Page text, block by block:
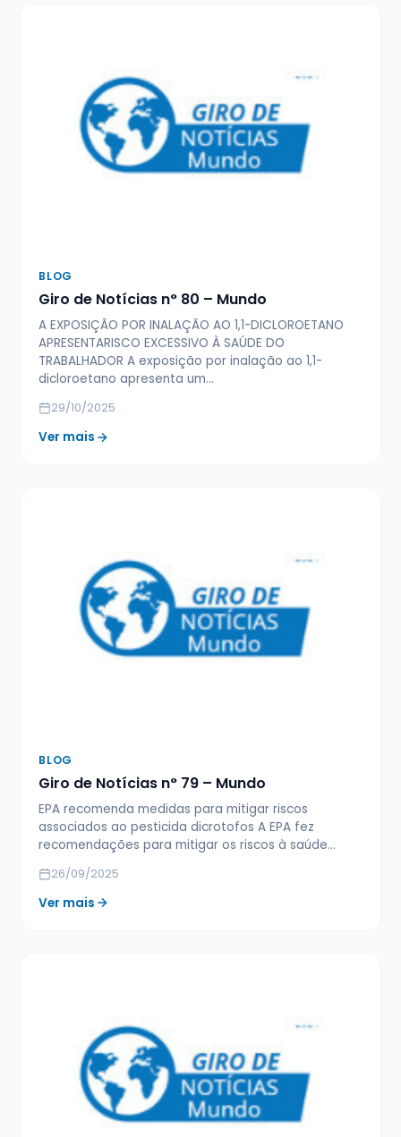
BLOG
Giro de Notícias n° 80 – Mundo
A EXPOSIÇÃO POR INALAÇÃO AO 1,1-DICLOROETANO
APRESENTARISCO EXCESSIVO À SAÚDE DO
TRABALHADOR A exposição por inalação ao 1,1-
dicloroetano apresenta um…
29/10/2025
Ver mais
BLOG
Giro de Notícias n° 79 – Mundo
EPA recomenda medidas para mitigar riscos
associados ao pesticida dicrotofos A EPA fez
recomendações para mitigar os riscos à saúde…
26/09/2025
Ver mais